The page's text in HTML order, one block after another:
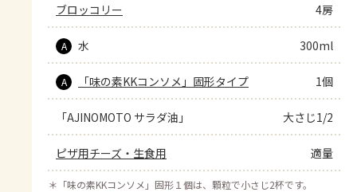
ブロッコリー 4房
A 水 300ml
A 「味の素KKコンソメ」固形タイプ 1個
「AJINOMOTO サラダ油」 大さじ1/2
ピザ用チーズ・生食用 適量
＊ 「味の素KKコンソメ」固形１個は、顆粒で小さじ2杯です。